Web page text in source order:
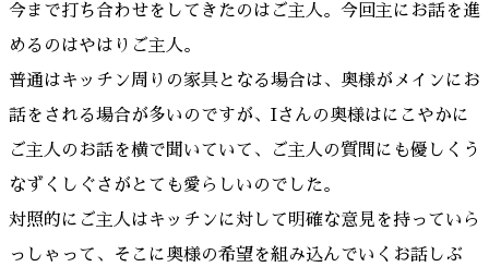
今まで打ち合わせをしてきたのはご主人。今回主にお話を進
めるのはやはりご主人。
普通はキッチン周りの家具となる場合は、奥様がメインにお
話をされる場合が多いのですが、Iさんの奥様はにこやかに
ご主人のお話を横で聞いていて、ご主人の質問にも優しくう
なずくしぐさがとても愛らしいのでした。
対照的にご主人はキッチンに対して明確な意見を持っていら
っしゃって、そこに奥様の希望を組み込んでいくお話しぶ